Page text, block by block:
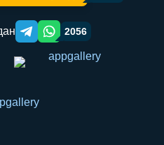
Telegram orqali ulashish
WhatsApp orqali ulashish
2056